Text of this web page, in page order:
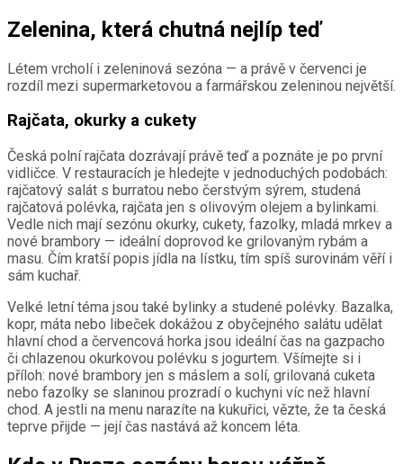
Zelenina, která chutná nejlíp teď
Létem vrcholí i zeleninová sezóna — a právě v červenci je
rozdíl mezi supermarketovou a farmářskou zeleninou největší.
Rajčata, okurky a cukety
Česká polní rajčata dozrávají právě teď a poznáte je po první
vidličce. V restauracích je hledejte v jednoduchých podobách:
rajčatový salát s burratou nebo čerstvým sýrem, studená
rajčatová polévka, rajčata jen s olivovým olejem a bylinkami.
Vedle nich mají sezónu okurky, cukety, fazolky, mladá mrkev a
nové brambory — ideální doprovod ke grilovaným rybám a
masu. Čím kratší popis jídla na lístku, tím spíš surovinám věří i
sám kuchař.
Velké letní téma jsou také bylinky a studené polévky. Bazalka,
kopr, máta nebo libeček dokážou z obyčejného salátu udělat
hlavní chod a červencová horka jsou ideální čas na gazpacho
či chlazenou okurkovou polévku s jogurtem. Všímejte si i
příloh: nové brambory jen s máslem a solí, grilovaná cuketa
nebo fazolky se slaninou prozradí o kuchyni víc než hlavní
chod. A jestli na menu narazíte na kukuřici, vězte, že ta česká
teprve přijde — její čas nastává až koncem léta.